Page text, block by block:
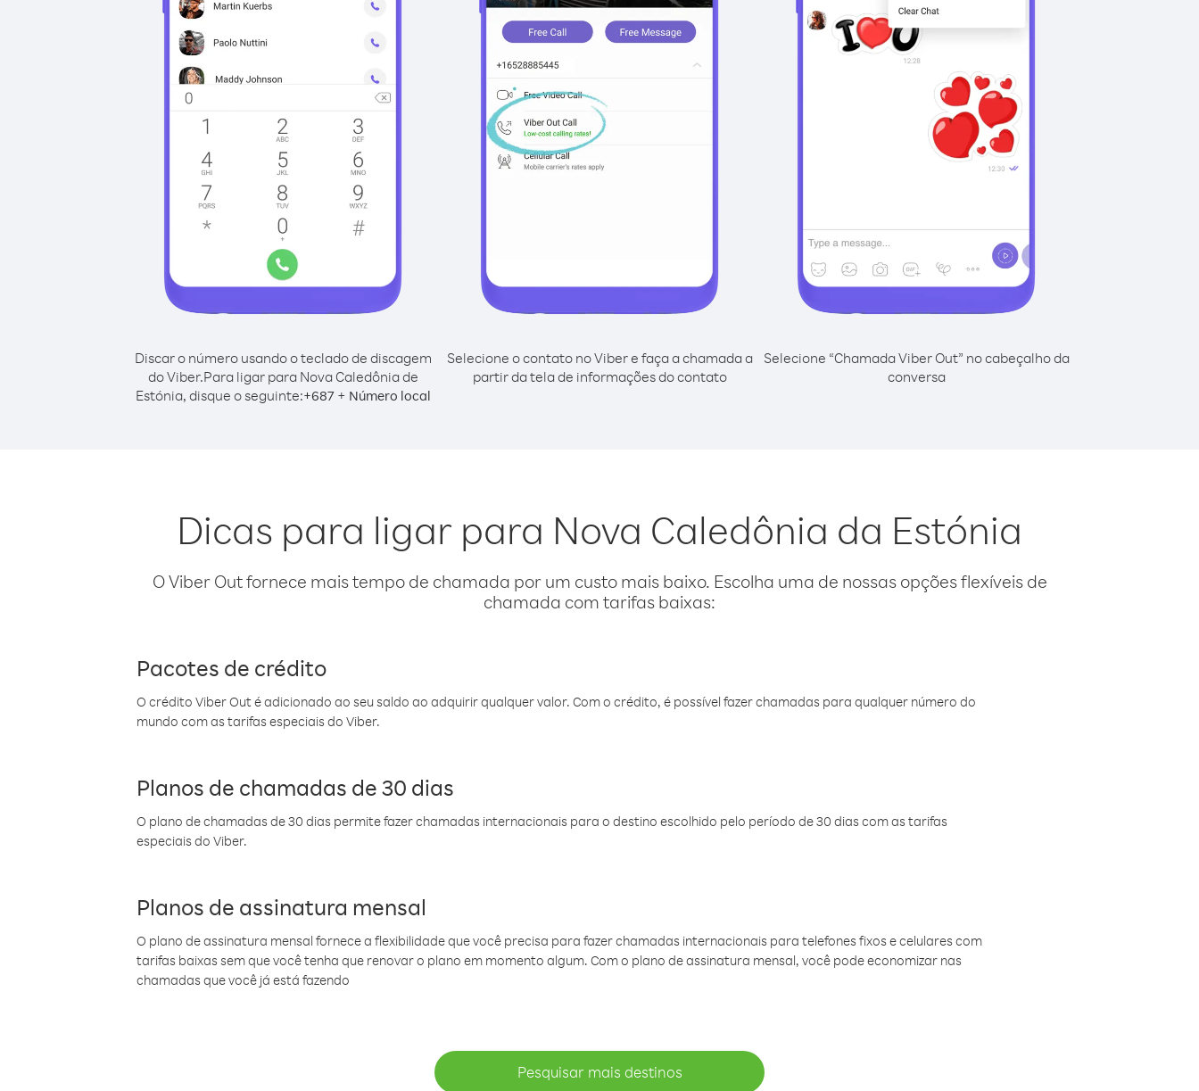
Discar o número usando o teclado de discagem
do Viber.Para ligar para Nova Caledônia de
Estónia, disque o seguinte:+687+ Número local
Selecione o contato no Viber e faça a chamada a
partir da tela de informações do contato
Selecione “Chamada Viber Out” no cabeçalho da
conversa
Dicas para ligar para Nova Caledônia da Estónia
O Viber Out fornece mais tempo de chamada por um custo mais baixo. Escolha uma de nossas opções flexíveis de
chamada com tarifas baixas:
Pacotes de crédito
O crédito Viber Out é adicionado ao seu saldo ao adquirir qualquer valor. Com o crédito, é possível fazer chamadas para qualquer número do
mundo com as tarifas especiais do Viber.
Planos de chamadas de 30 dias
O plano de chamadas de 30 dias permite fazer chamadas internacionais para o destino escolhido pelo período de 30 dias com as tarifas
especiais do Viber.
Planos de assinatura mensal
O plano de assinatura mensal fornece a flexibilidade que você precisa para fazer chamadas internacionais para telefones fixos e celulares com
tarifas baixas sem que você tenha que renovar o plano em momento algum. Com o plano de assinatura mensal, você pode economizar nas
chamadas que você já está fazendo
Pesquisar mais destinos